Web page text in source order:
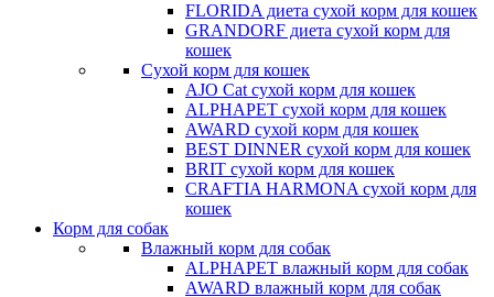
FLORIDA диета сухой корм для кошек
GRANDORF диета сухой корм для
кошек
Сухой корм для кошек
AJO Cat cухой корм для кошек
ALPHAPET сухой корм для кошек
AWARD сухой корм для кошек
BEST DINNER сухой корм для кошек
BRIT сухой корм для кошек
CRAFTIA HARMONA сухой корм для
кошек
Корм для собак
Влажный корм для собак
ALPHAPET влажный корм для собак
AWARD влажный корм для собак